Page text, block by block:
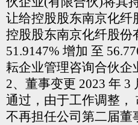
让给控股股东南京化纤
控股股东南京化纤股份
51.9147% 增加 至
耘企业管理咨询合伙企
2、董事变更 2023 年 3
通过，由于工作调整，
不再担任公司第二届董